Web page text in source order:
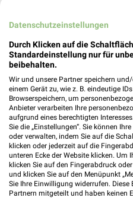
20,7 km
Badezimmer-Testerinnen
Noch heute gültig
XXXLutz
Datenschutzeinstellungen
Durch Klicken auf die
Standardeinstellung nur für
beibehalten.
Wir und unsere Partner speichern
einem Gerät zu, wie z. B. eindeutige
Browserspeichern, um
Anbieter verarbeiten Ihre
aufgrund eines berechtigten
Sie die „Einstellungen“. Sie können
oder verwalten, indem Sie auf die
klicken oder jederzeit auf die
unteren Ecke der Website klicken. Um
klicken Sie auf den Fingerabdruck
und klicken Sie auf den Menüpunkt
Sie Ihre Einwilligung widerrufen.
Partnern mitgeteilt und haben keinen